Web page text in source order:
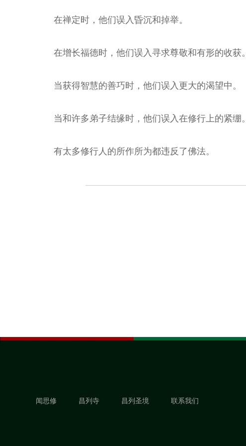
在禅定时，他们误入昏沉和掉举。
在增长福德时，他们误入寻求尊敬和有形的收获。
当获得智慧的善巧时，他们误入更大的渴望中。
当和许多弟子结缘时，他们误入在修行上的紧绷。
有太多修行人的所作所为都违反了佛法。
闻思修 昌列寺 昌列圣境 联系我们